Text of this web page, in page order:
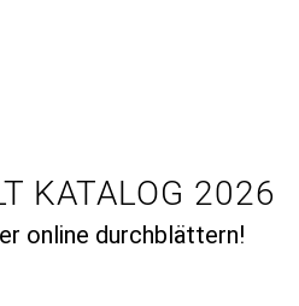
KATALOG 2026
online durchblättern!